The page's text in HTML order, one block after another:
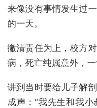
来像没有事情发生过
的一天。
撇清责任为上，校方
病，死亡纯属意外，一
讲到当时要给儿子解
成声：“我先生和我